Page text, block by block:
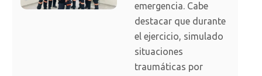
emergencia. Cabe
destacar que durante
el ejercicio, simulado
situaciones
traumáticas por